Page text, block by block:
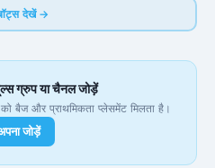
देखें →
ग्रुप या चैनल जोड़ें
बैज और प्राथमिकता प्लेसमेंट मिलता है।
जोड़ें